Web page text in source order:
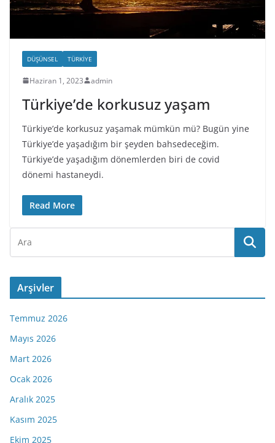
DÜŞÜNSEL TÜRKIYE
Haziran 1, 2023 admin
Türkiye’de korkusuz yaşam
Türkiye’de korkusuz yaşamak mümkün mü? Bugün yine
Türkiye’de yaşadığım bir şeyden bahsedeceğim.
Türkiye’de yaşadığım dönemlerden biri de covid
dönemi hastaneydi.
Read More
Arşivler
Temmuz 2026
Mayıs 2026
Mart 2026
Ocak 2026
Aralık 2025
Kasım 2025
Ekim 2025